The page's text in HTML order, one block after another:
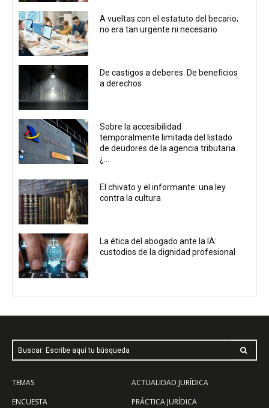
A vueltas con el estatuto del becario;
no era tan urgente ni necesario
De castigos a deberes. De beneficios
a derechos
Sobre la accesibilidad
temporalmente limitada del listado
de deudores de la agencia tributaria.
¿...
El chivato y el informante: una ley
contra la cultura
La ética del abogado ante la IA:
custodios de la dignidad profesional
Buscar: Escribe aquí tu búsqueda
TEMAS
ENCUESTA
ACTUALIDAD JURÍDICA
PRÁCTICA JURÍDICA